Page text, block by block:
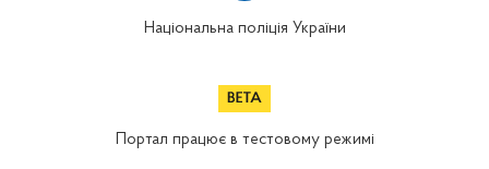
Національна поліція України
Портал працює в тестовому режимі